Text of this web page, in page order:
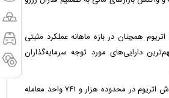
همچنان در بازه ماهانه عملکرد مثبتی
دارایی‌های مورد توجه سرمایه‌گذاران
در زمان نگارش این گزارش اتریوم در محدوده هزار و ۷۴۱ واحد معامله